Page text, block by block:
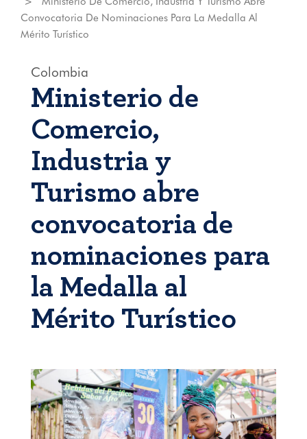
Convocatoria De Nominaciones Para La Medalla Al
Mérito Turístico
Colombia
Ministerio de
Comercio,
Industria y
Turismo abre
convocatoria de
nominaciones para
la Medalla al
Mérito Turístico